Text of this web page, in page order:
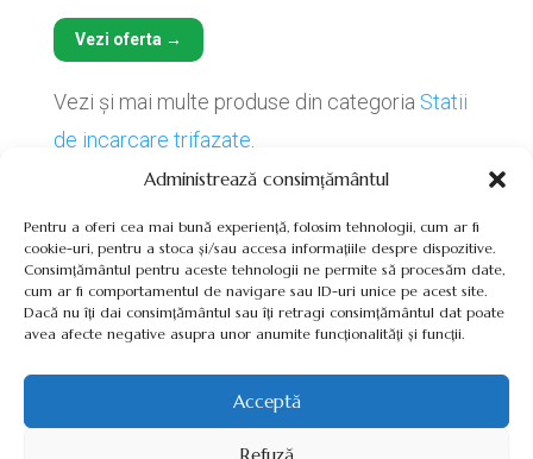
Administrează consimțământul
Pentru a oferi cea mai bună experiență, folosim tehnologii, cum ar fi
cookie-uri, pentru a stoca și/sau accesa informațiile despre dispozitive.
Consimțământul pentru aceste tehnologii ne permite să procesăm date,
cum ar fi comportamentul de navigare sau ID-uri unice pe acest site.
Dacă nu îți dai consimțământul sau îți retragi consimțământul dat poate
avea afecte negative asupra unor anumite funcționalități și funcții.
Acceptă
Refuză
Vezi oferta →
Vezi și mai multe produse din categoria Statii
de incarcare trifazate
Termeni, Condiții & Protecția Datelor (GDPR)